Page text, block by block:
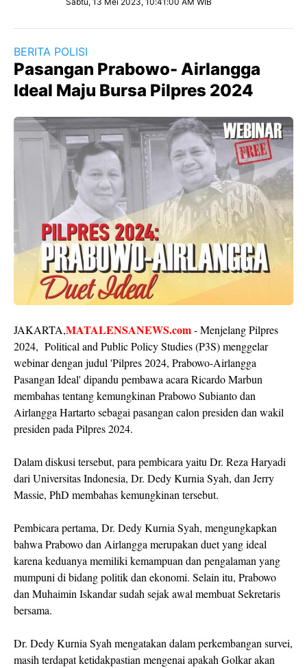
BERITA POLISI
Pasangan Prabowo- Airlangga
Ideal Maju Bursa Pilpres 2024
JAKARTA,MATALENSANEWS.com- Menjelang Pilpres
2024, Political and Public Policy Studies (P3S) menggelar
webinar dengan judul 'Pilpres 2024, Prabowo-Airlangga
Pasangan Ideal' dipandu pembawa acara Ricardo Marbun
membahas tentang kemungkinan Prabowo Subianto dan
Airlangga Hartarto sebagai pasangan calon presiden dan wakil
presiden pada Pilpres 2024.
Dalam diskusi tersebut, para pembicara yaitu Dr. Reza Haryadi
dari Universitas Indonesia, Dr. Dedy Kurnia Syah, dan Jerry
Massie, PhD membahas kemungkinan tersebut.
Pembicara pertama, Dr. Dedy Kurnia Syah, mengungkapkan
bahwa Prabowo dan Airlangga merupakan duet yang ideal
karena keduanya memiliki kemampuan dan pengalaman yang
mumpuni di bidang politik dan ekonomi. Selain itu, Prabowo
dan Muhaimin Iskandar sudah sejak awal membuat Sekretaris
bersama.
Dr. Dedy Kurnia Syah mengatakan dalam perkembangan survei,
masih terdapat ketidakpastian mengenai apakah Golkar akan